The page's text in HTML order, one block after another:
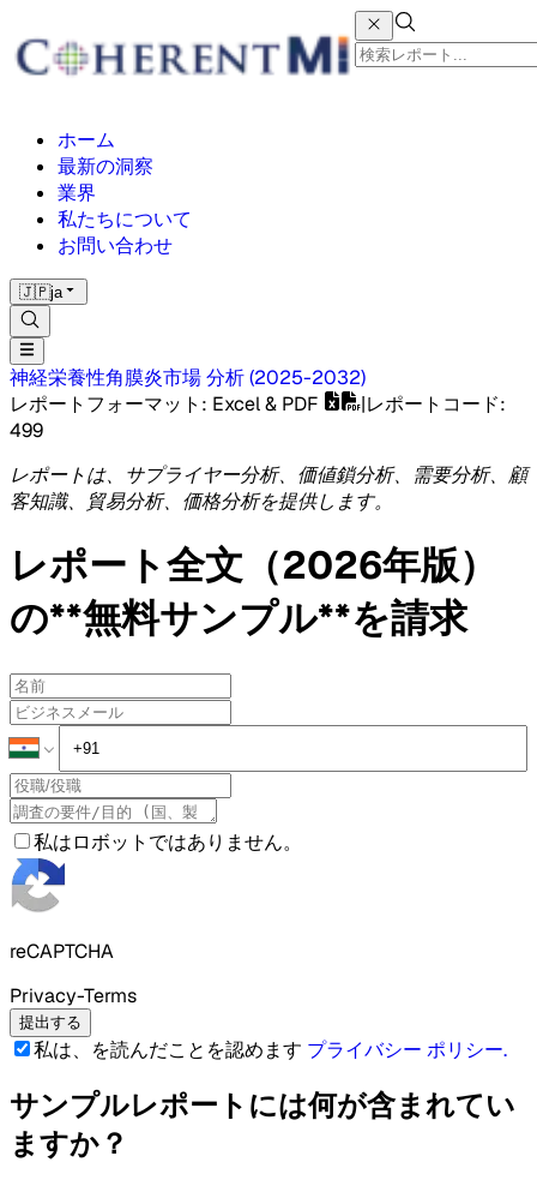
ホーム
最新の洞察
業界
私たちについて
お問い合わせ
🇯🇵ja
神経栄養性角膜炎市場分析(2025-2032)
レポートフォーマット : Excel & PDF |レポートコード:
499
レポートは、サプライヤー分析、価値鎖分析、需要分析、顧
客知識、貿易分析、価格分析を提供します。
レポート全文（2026年版）
の**無料サンプル**を請求
私はロボットではありません。
reCAPTCHA
Privacy-Terms
提出する
私は、を読んだことを認めます プライバシー ポリシー.
サンプルレポートには何が含まれてい
ますか？